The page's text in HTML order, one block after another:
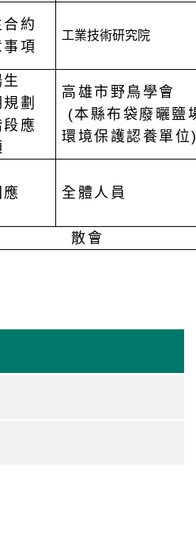
約
項
工業技術研究院
劃
應
高雄市野鳥學會
(本縣布袋廢曬鹽
環境保護認養單位
全體人員
散會